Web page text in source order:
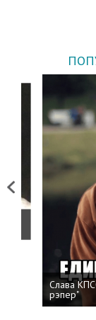
Previous
Слава
рэпер"